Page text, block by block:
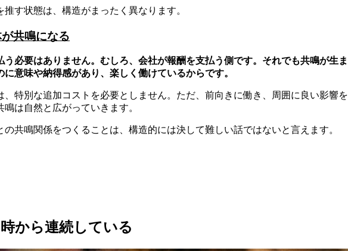
推す状態は、構造がまったく異なります。
共鳴になる
う必要はありません。むしろ、会社が報酬を支払う側です。それでも共鳴が生ま
意味や納得感があり、楽しく働けているからです。
、特別な追加コストを必要としません。ただ、前向きに働き、周囲に良い影響を
は自然と広がっていきます。
共鳴関係をつくることは、構造的には決して難しい話ではないと言えます。
から連続している